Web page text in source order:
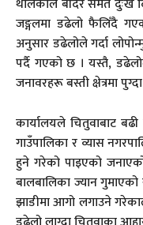
थालेकाले बाँदर समेत दुःख
जङ्गलमा डढेलो फैलिँदै
अनुसार डढेलोले गर्दा
पर्दै गएको छ । यस्तै‚
जनावरहरू बस्ती क्षेत्रमा
कार्यालयले चितुवाबाट
गाउँपालिका र व्यास
हुने गरेको पाइएको
बालबालिका ज्यान
झाडीमा आगो लगाउने